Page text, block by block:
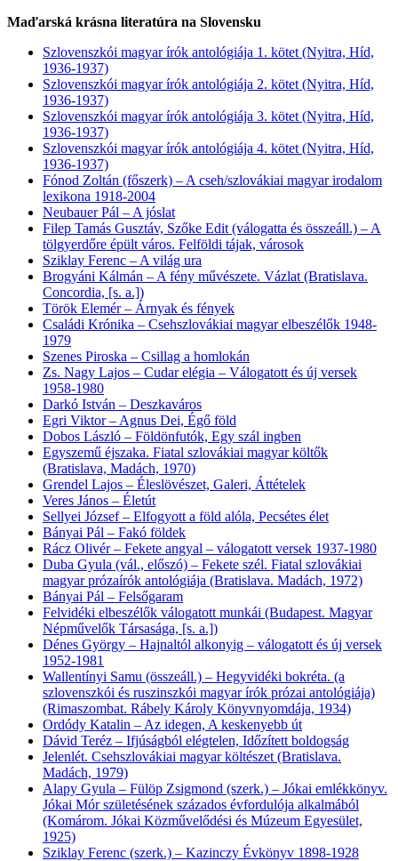
Maďarská krásna literatúra na Slovensku
Szlovenszkói magyar írók antológiája 1. kötet (Nyitra, Híd,
1936-1937)
Szlovenszkói magyar írók antológiája 2. kötet (Nyitra, Híd,
1936-1937)
Szlovenszkói magyar írók antológiája 3. kötet (Nyitra, Híd,
1936-1937)
Szlovenszkói magyar írók antológiája 4. kötet (Nyitra, Híd,
1936-1937)
Fónod Zoltán (főszerk) – A cseh/szlovákiai magyar irodalom
lexikona 1918-2004
Neubauer Pál – A jóslat
Filep Tamás Gusztáv, Szőke Edit (válogatta és összeáll.) – A
tölgyerdőre épült város. Felföldi tájak, városok
Sziklay Ferenc – A világ ura
Brogyáni Kálmán – A fény művészete. Vázlat (Bratislava.
Concordia, [s. a.])
Török Elemér – Árnyak és fények
Családi Krónika – Csehszlovákiai magyar elbeszélők 1948-
1979
Szenes Piroska – Csillag a homlokán
Zs. Nagy Lajos – Cudar elégia – Válogatott és új versek
1958-1980
Darkó István – Deszkaváros
Egri Viktor – Agnus Dei, Égő föld
Dobos László – Földönfutók, Egy szál ingben
Egyszemű éjszaka. Fiatal szlovákiai magyar költők
(Bratislava, Madách, 1970)
Grendel Lajos – Éleslövészet, Galeri, Áttételek
Veres János – Életút
Sellyei József – Elfogyott a föld alóla, Pecsétes élet
Bányai Pál – Fakó földek
Rácz Olivér – Fekete angyal – válogatott versek 1937-1980
Duba Gyula (vál., előszó) – Fekete szél. Fiatal szlovákiai
magyar prózaírók antológiája (Bratislava. Madách, 1972)
Bányai Pál – Felsőgaram
Felvidéki elbeszélők válogatott munkái (Budapest. Magyar
Népművelők Társasága, [s. a.])
Dénes György – Hajnaltól alkonyig – válogatott és új versek
1952-1981
Wallentínyi Samu (összeáll.) – Hegyvidéki bokréta. (a
szlovenszkói és ruszinszkói magyar írók prózai antológiája)
(Rimaszombat. Rábely Károly Könyvnyomdája, 1934)
Ordódy Katalin – Az idegen, A keskenyebb út
Dávid Teréz – Ifjúságból elégtelen, Időzített boldogság
Jelenlét. Csehszlovákiai magyar költészet (Bratislava.
Madách, 1979)
Alapy Gyula – Fülöp Zsigmond (szerk.) – Jókai emlékkönyv.
Jókai Mór születésének százados évfordulója alkalmából
(Komárom. Jókai Közművelődési és Múzeum Egyesület,
1925)
Sziklay Ferenc (szerk.) – Kazinczy Évkönyv 1898-1928